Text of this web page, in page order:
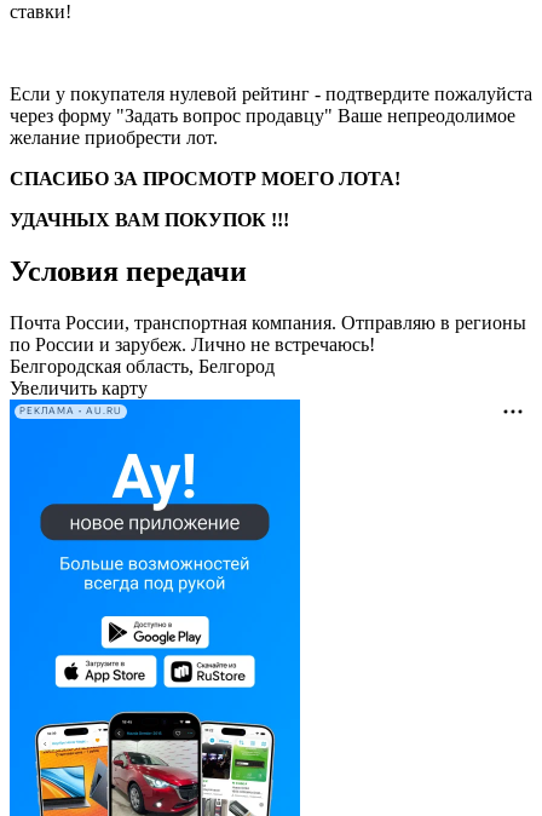
ставки!
Если у покупателя нулевой рейтинг - подтвердите пожалуйста
через форму "Задать вопрос продавцу" Ваше непреодолимое
желание приобрести лот.
СПАСИБО ЗА ПРОСМОТР МОЕГО ЛОТА!
УДАЧНЫХ ВАМ ПОКУПОК !!!
Условия передачи
Почта России, транспортная компания. Отправляю в регионы
по России и зарубеж. Лично не встречаюсь!
Белгородская область, Белгород
Увеличить карту
РЕКЛАМА • AU.RU